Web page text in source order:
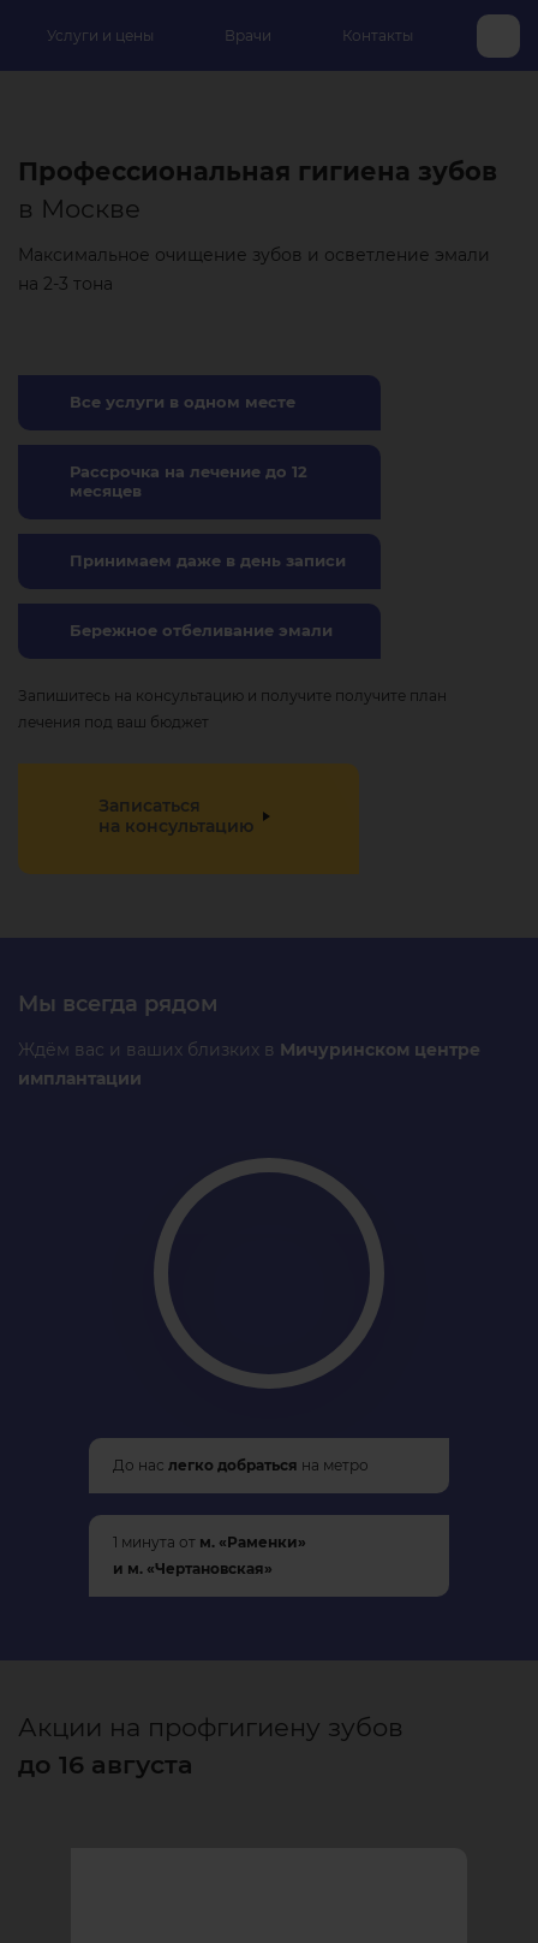
Услуги и цены Врачи Контакты
Профессиональная гигиена зубов
в Москве
Максимальное очищение зубов и осветление эмали
на 2-3 тона
Все услуги в одном месте
Рассрочка на лечение до 12
месяцев
Принимаем даже в день записи
Бережное отбеливание эмали
Запишитесь на консультацию и получите получите план
лечения под ваш бюджет
Записаться
на консультацию
Мы всегда рядом
Ждём вас и ваших близких в Мичуринском центре
имплантации
До нас легко добраться на метро
1 минута от м. «Раменки»
и м. «Чертановская»
Акции на профгигиену зубов
до 16 августа